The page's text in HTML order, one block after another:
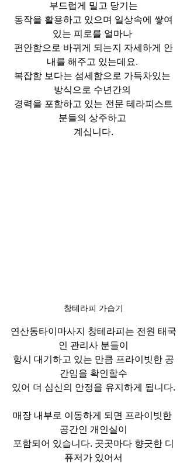
부드럽게 밀고 당기는
동작을 활용하고 있으며 일상속에 쌓여
있는 피로를 얼마나
편안함으로 바뀌게 되는지 자세하게 안
내를 해주고 있는데요.
복잡함 보다는 섬세함으로 가득차있는
방식으로 수년간의
경력을 포함하고 있는 전문 테라피스트
분들의 상주하고
계십니다.
창테라피 가습기
연산동타이마사지 창테라피는 전원 태국
인 관리사 분들이
항시 대기하고 있는 만큼 프라이빗한 공
간임을 확인할수
있어 더 심신의 안정을 유지하게 됩니다.
매장 내부로 이동하게 되면 프라이빗한
공간인 개인실이
포함되어 있습니다. 곳곳마다 향긋한 디
퓨저가 있어서